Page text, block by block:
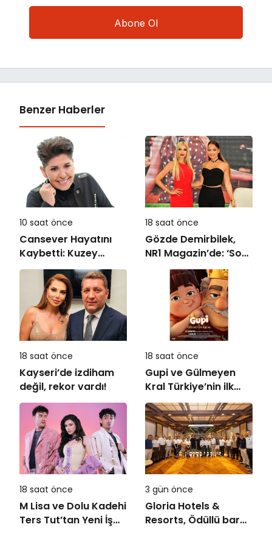
Benzer Haberler
10 saat önce
Cansever Hayatını
Kaybetti: Kuzey
Makedonya’da
Toprağa Verilecek
18 saat önce
Gözde Demirbilek,
NR1 Magazin’de: ‘Son
assolist olarak var
olacağım!’
18 saat önce
Kayseri’de izdiham
değil, rekor vardı!
18 saat önce
Gupi ve Gülmeyen
Kral Türkiye’nin ilk
IMAX® animasyon
filmi oluyor
18 saat önce
M Lisa ve Dolu Kadehi
Ters Tut’tan Yeni İş
3 gün önce
Gloria Hotels &
Resorts, Ödüllü bar